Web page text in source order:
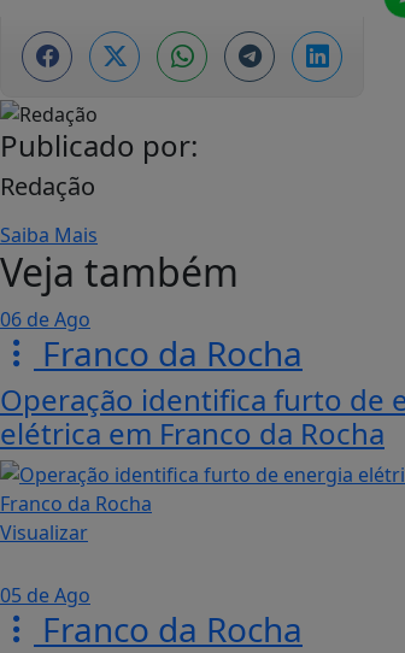
Publicado por:
Redação
Saiba Mais
Veja também
06 de Ago
Franco da Rocha
Operação identifica furto de
elétrica em Franco da Rocha
Visualizar
05 de Ago
Franco da Rocha